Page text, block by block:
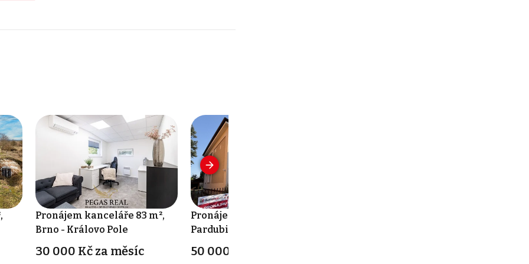
Pronájem kanceláře 83 m²,
Brno - Královo Pole
30 000 Kč za měsíc
Pronájem kanceláře 290 m²,
Pardubice
50 000 Kč za měsíc